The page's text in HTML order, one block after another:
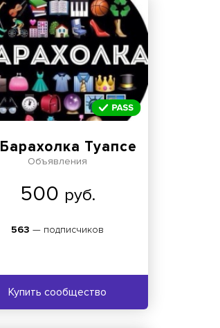
Барахолка Туапсе
Объявления
500 руб.
563 — подписчиков
Купить сообщество